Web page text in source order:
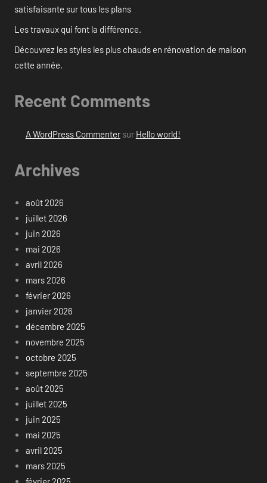
satisfaisante sur tous les plans
Les travaux qui font la différence.
Découvrez les styles les plus chauds en rénovation de maison
cette année.
Recent Comments
A WordPress Commentersur Hello world!
Archives
août 2026
juillet 2026
juin 2026
mai 2026
avril 2026
mars 2026
février 2026
janvier 2026
décembre 2025
novembre 2025
octobre 2025
septembre 2025
août 2025
juillet 2025
juin 2025
mai 2025
avril 2025
mars 2025